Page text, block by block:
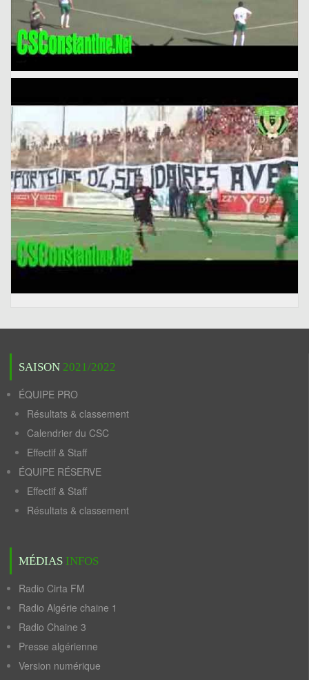
SAISON 2021/2022
ÉQUIPE PRO
Résultats & classement
Calendrier du CSC
Effectif & Staff
ÉQUIPE RÉSERVE
Effectif & Staff
Résultats & classement
MÉDIAS INFOS
Radio Cirta FM
Radio Algérie chaine 1
Radio Chaine 3
Presse algérienne
Version numérique